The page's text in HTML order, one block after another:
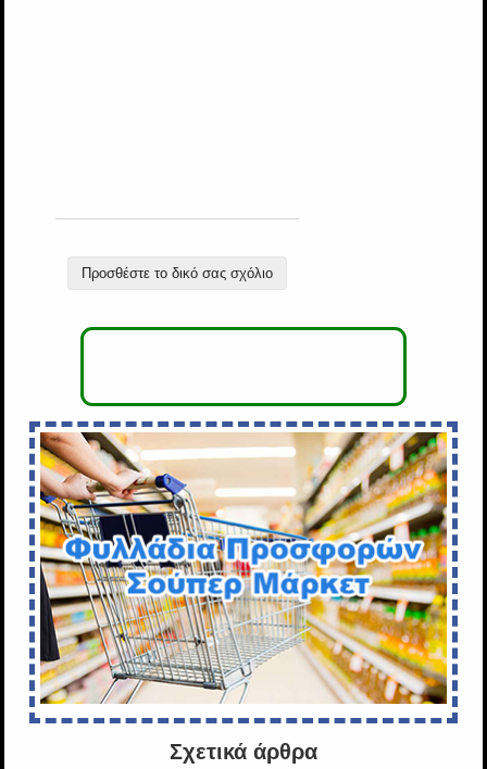
Προσθέστε το δικό σας σχόλιο
Σχετικά άρθρα